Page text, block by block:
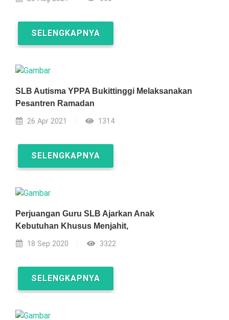
Kemba...
Kamu Istimewa, Kamu Berharga...
Pendekatan dalam Pembelajaran Bagi Peserta Didik
Mengenal Sensori pada Anak Autis dan Cara
SELENGKAPNYA
SLB Autisma YPPA Bukittinggi Melaksanakan
Pesantren Ramadan
26 Apr 2021 1314
SELENGKAPNYA
Perjuangan Guru SLB Ajarkan Anak
Kebutuhan Khusus Menjahit,
18 Sep 2020 3322
SELENGKAPNYA